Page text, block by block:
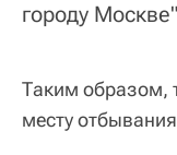
городу
Таким образом,
месту